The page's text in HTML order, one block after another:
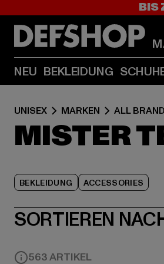
BIS
NEU BEKLEIDUNG
UNISEX MARKEN ALL
MISTER
BEKLEIDUNG ACCESSORIES
SORTIEREN
563 ARTIKEL